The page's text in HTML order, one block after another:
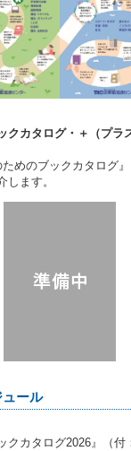
クカタログ・＋（プラ
めのブックカタログ
します。
ール
クカタログ2026』（付